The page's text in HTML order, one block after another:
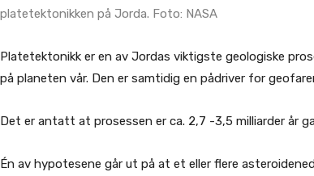
platetektonikken på Jorda. Foto: NASA
Platetektonikk er en av Jordas viktigste geologiske
på planeten vår. Den er samtidig en pådriver for
Det er antatt at prosessen er ca. 2,7 -3,5 milliarder år
Én av hypotesene går ut på at et eller flere